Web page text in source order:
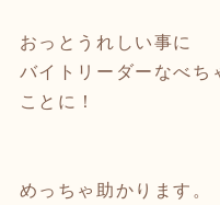
おっとうれしい事に
バイトリーダーなべち
ことに！
めっちゃ助かります。